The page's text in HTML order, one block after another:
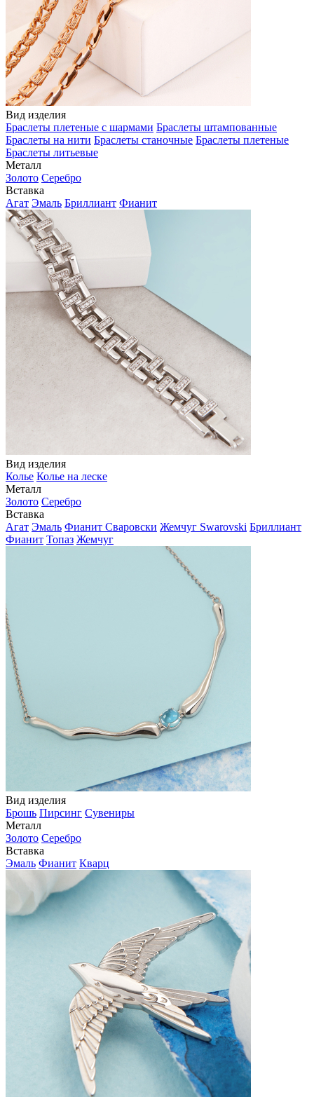
Вид изделия
Браслеты плетеные с шармами Браслеты штампованные
Браслеты на нити Браслеты станочные Браслеты плетеные
Браслеты литьевые
Металл
Золото Серебро
Вставка
Агат Эмаль Бриллиант Фианит
Вид изделия
Колье Колье на леске
Металл
Золото Серебро
Вставка
Агат Эмаль Фианит Сваровски Жемчуг Swarovski Бриллиант
Фианит Топаз Жемчуг
Вид изделия
Брошь Пирсинг Сувениры
Металл
Золото Серебро
Вставка
Эмаль Фианит Кварц